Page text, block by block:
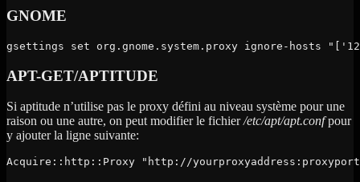
GNOME
gsettings set org.gnome.system.proxy ignore-hosts
APT-GET/APTITUDE
Si aptitude n’utilise pas le proxy défini au niveau système pour une
raison ou une autre, on peut modifier le fichier/etc/apt/apt.confpour
y ajouter la ligne suivante:
Acquire::http::Proxy "http://